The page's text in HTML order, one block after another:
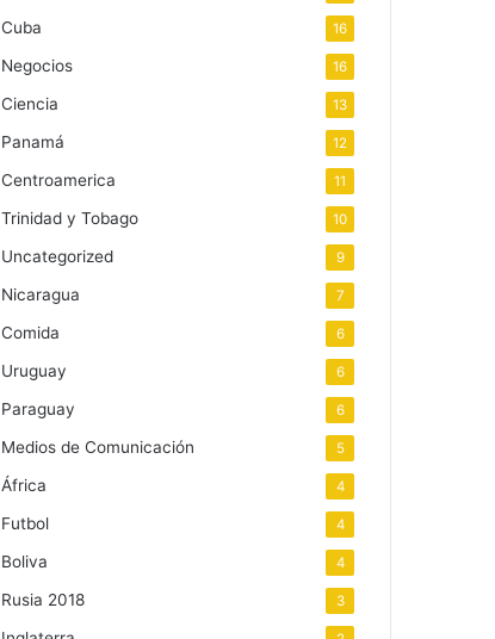
Cuba 16
Negocios 16
Ciencia 13
Panamá 12
Centroamerica 11
Trinidad y Tobago 10
Uncategorized 9
Nicaragua 7
Comida 6
Uruguay 6
Paraguay 6
Medios de Comunicación 5
África 4
Futbol 4
Boliva 4
Rusia 2018 3